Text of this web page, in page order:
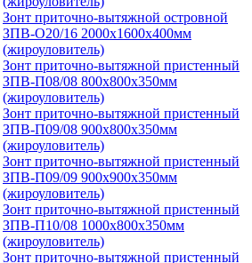
Зонт приточно-вытяжной островной
ЗПВ-О20/16 2000х1600х400мм
(жироуловитель)
Зонт приточно-вытяжной пристенный
ЗПВ-П08/08 800х800х350мм
(жироуловитель)
Зонт приточно-вытяжной пристенный
ЗПВ-П09/08 900х800х350мм
(жироуловитель)
Зонт приточно-вытяжной пристенный
ЗПВ-П09/09 900х900х350мм
(жироуловитель)
Зонт приточно-вытяжной пристенный
ЗПВ-П10/08 1000х800х350мм
(жироуловитель)
Зонт приточно-вытяжной пристенный